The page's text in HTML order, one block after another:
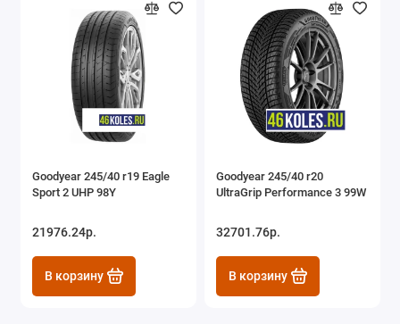
Goodyear 245/40 r19 Eagle
Sport 2 UHP 98Y
21976.24р.
В корзину
Goodyear 245/40 r20
UltraGrip Performance 3 99W
32701.76р.
В корзину